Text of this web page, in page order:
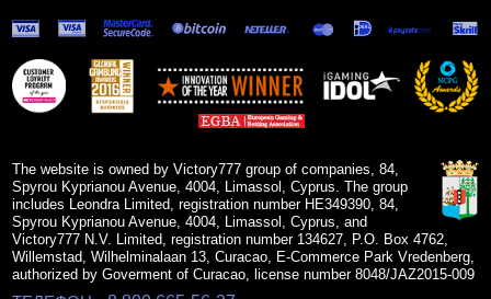
6399 ₽
superman***
Jackpot Giant
The website is owned by Victory777 group of companies, 84,
Spyrou Kyprianou Avenue, 4004, Limassol, Cyprus. The group
includes Leondra Limited, registration number HE349390, 84,
Spyrou Kyprianou Avenue, 4004, Limassol, Cyprus, and
Victory777 N.V. Limited, registration number 134627, P.O. Box 4762,
Willemstad, Wilhelminalaan 13, Curacao, E-Commerce Park Vredenberg,
authorized by Goverment of Curacao, license number 8048/JAZ2015-009